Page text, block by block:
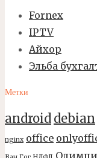
Fornex
IPTV
Айхор
Эльба
Метки
android debian
nginx office